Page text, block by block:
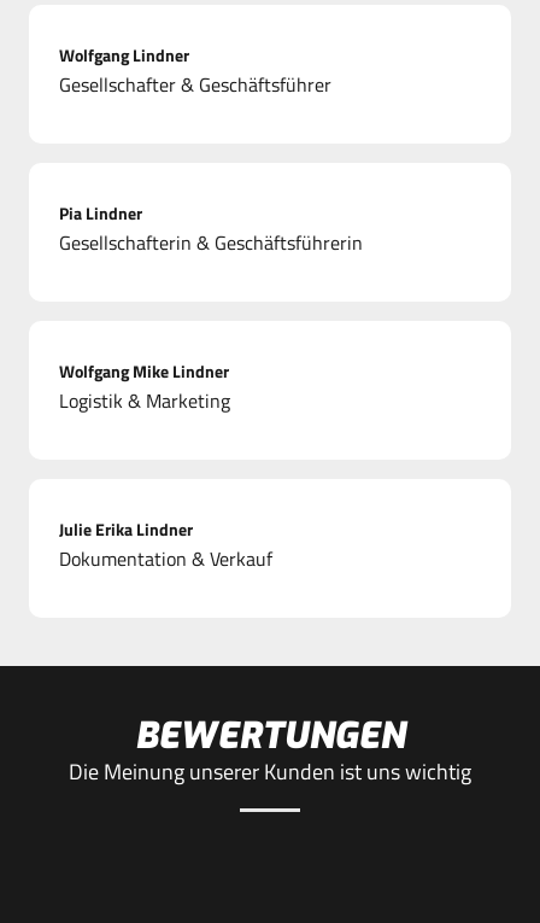
Wolfgang Lindner
Gesellschafter & Geschäftsführer
Pia Lindner
Gesellschafterin & Geschäftsführerin
Wolfgang Mike Lindner
Logistik & Marketing
Julie Erika Lindner
Dokumentation & Verkauf
BEWERTUNGEN
Die Meinung unserer Kunden ist uns wichtig